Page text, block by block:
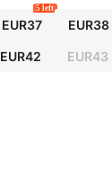
EUR37
5 left
EUR38
EUR42 EUR43